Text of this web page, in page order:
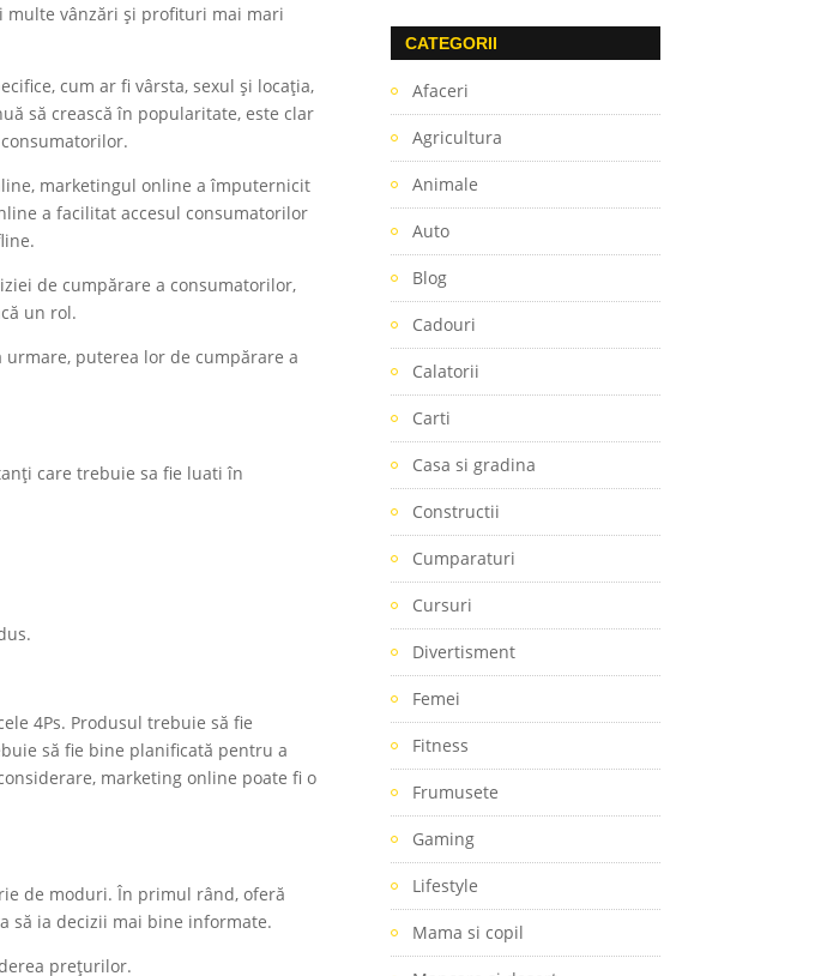
multe vânzări și profituri mai mari
cum ar fi vârsta, sexul și locația,
să crească în popularitate, este clar
marketingul online a împuternicit
a facilitat accesul consumatorilor
de cumpărare a consumatorilor,
un rol.
puterea lor de cumpărare a
care trebuie sa fie luati în
4Ps. Produsul trebuie să fie
să fie bine planificată pentru a
marketing online poate fi o
de moduri. În primul rând, oferă
să ia decizii mai bine informate.
prețurilor.
CATEGORII
Afaceri
Agricultura
Animale
Auto
Blog
Cadouri
Calatorii
Carti
Casa si gradina
Constructii
Cumparaturi
Cursuri
Divertisment
Femei
Fitness
Frumusete
Gaming
Lifestyle
Mama si copil